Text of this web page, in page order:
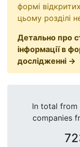
формі
цьому розділі
Детально про
інформації в
дослідженні →
In total from
companies